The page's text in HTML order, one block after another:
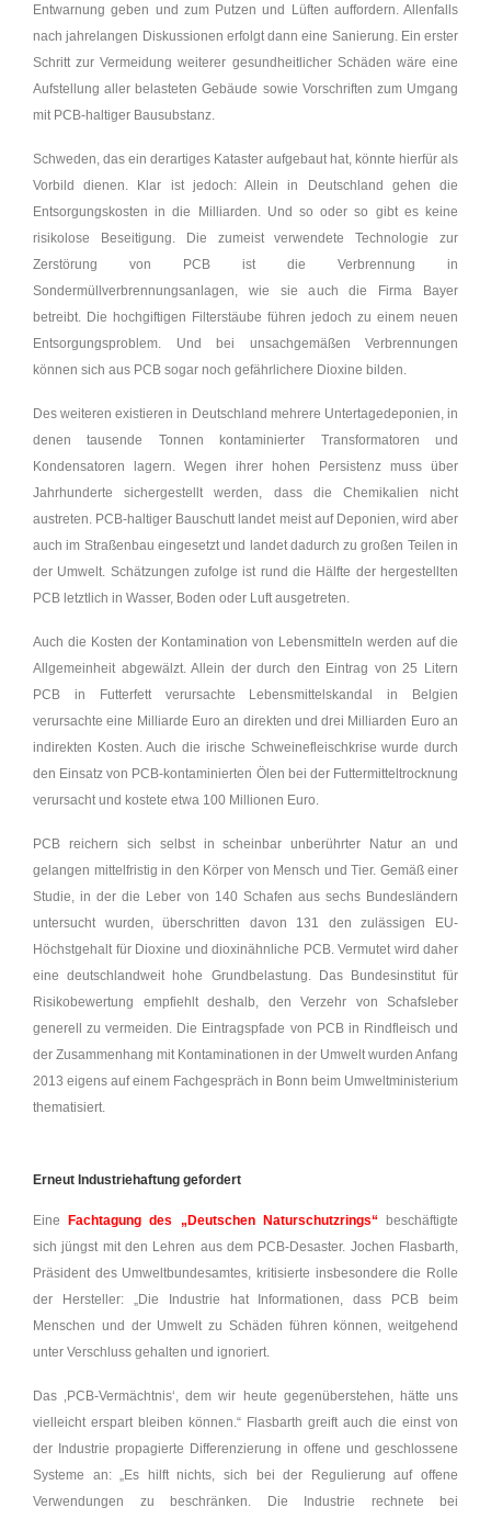
Entwarnung geben und zum Putzen und Lüften auffordern. Allenfalls
nach jahrelangen Diskussionen erfolgt dann eine Sanierung. Ein erster
Schritt zur Vermeidung weiterer gesundheitlicher Schäden wäre eine
Aufstellung aller belasteten Gebäude sowie Vorschriften zum Umgang
mit PCB-haltiger Bausubstanz.
Schweden, das ein derartiges Kataster aufgebaut hat, könnte hierfür als
Vorbild dienen. Klar ist jedoch: Allein in Deutschland gehen die
Entsorgungskosten in die Milliarden. Und so oder so gibt es keine
risikolose Beseitigung. Die zumeist verwendete Technologie zur
Zerstörung von PCB ist die Verbrennung in
Sondermüllverbrennungsanlagen, wie sie auch die Firma Bayer
betreibt. Die hochgiftigen Filterstäube führen jedoch zu einem neuen
Entsorgungsproblem. Und bei unsachgemäßen Verbrennungen
können sich aus PCB sogar noch gefährlichere Dioxine bilden.
Des weiteren existieren in Deutschland mehrere Untertagedeponien, in
denen tausende Tonnen kontaminierter Transformatoren und
Kondensatoren lagern. Wegen ihrer hohen Persistenz muss über
Jahrhunderte sichergestellt werden, dass die Chemikalien nicht
austreten. PCB-haltiger Bauschutt landet meist auf Deponien, wird aber
auch im Straßenbau eingesetzt und landet dadurch zu großen Teilen in
der Umwelt. Schätzungen zufolge ist rund die Hälfte der hergestellten
PCB letztlich in Wasser, Boden oder Luft ausgetreten.
Auch die Kosten der Kontamination von Lebensmitteln werden auf die
Allgemeinheit abgewälzt. Allein der durch den Eintrag von 25 Litern
PCB in Futterfett verursachte Lebensmittelskandal in Belgien
verursachte eine Milliarde Euro an direkten und drei Milliarden Euro an
indirekten Kosten. Auch die irische Schweinefleischkrise wurde durch
den Einsatz von PCB-kontaminierten Ölen bei der Futtermitteltrocknung
verursacht und kostete etwa 100 Millionen Euro.
PCB reichern sich selbst in scheinbar unberührter Natur an und
gelangen mittelfristig in den Körper von Mensch und Tier. Gemäß einer
Studie, in der die Leber von 140 Schafen aus sechs Bundesländern
untersucht wurden, überschritten davon 131 den zulässigen EU-
Höchstgehalt für Dioxine und dioxinähnliche PCB. Vermutet wird daher
eine deutschlandweit hohe Grundbelastung. Das Bundesinstitut für
Risikobewertung empfiehlt deshalb, den Verzehr von Schafsleber
generell zu vermeiden. Die Eintragspfade von PCB in Rindfleisch und
der Zusammenhang mit Kontaminationen in der Umwelt wurden Anfang
2013 eigens auf einem Fachgespräch in Bonn beim Umweltministerium
thematisiert.
Erneut Industriehaftung gefordert
Eine Fachtagung des „Deutschen Naturschutzrings“beschäftigte
sich jüngst mit den Lehren aus dem PCB-Desaster. Jochen Flasbarth,
Präsident des Umweltbundesamtes, kritisierte insbesondere die Rolle
der Hersteller: „Die Industrie hat Informationen, dass PCB beim
Menschen und der Umwelt zu Schäden führen können, weitgehend
unter Verschluss gehalten und ignoriert.
Das ‚PCB-Vermächtnis‘, dem wir heute gegenüberstehen, hätte uns
vielleicht erspart bleiben können.“ Flasbarth greift auch die einst von
der Industrie propagierte Differenzierung in offene und geschlossene
Systeme an: „Es hilft nichts, sich bei der Regulierung auf offene
Verwendungen zu beschränken. Die Industrie rechnete bei